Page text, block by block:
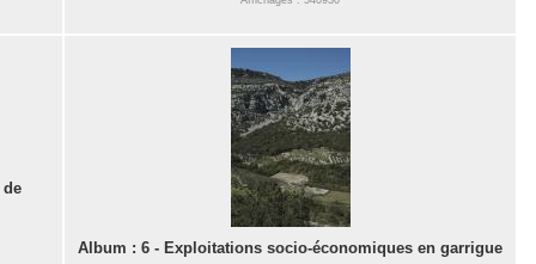
Album : 6 - Exploitations socio-économiques en garrigue